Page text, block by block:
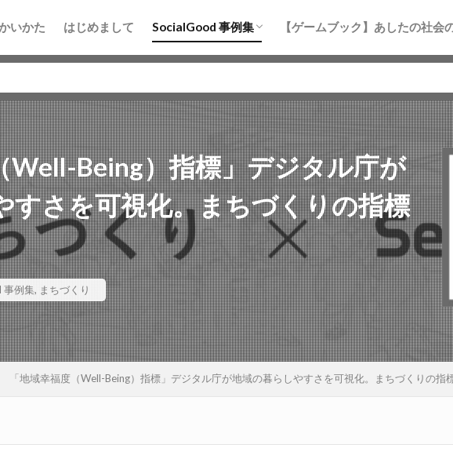
いかた はじめまして SocialGood 事例集
まちづくり
防災
地域活性化
水産・海洋
教育
【ゲームブック】あしたの社会
Well-Being）指標」デジタル庁が
すさを可視化。まちづくりの指標
事例集, まちづくり
「地域幸福度（Well-Being）指標」デジタル庁が地域の暮らしやすさを可視化。まちづくりの指